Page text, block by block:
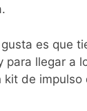
es que
para llegar a
kit de impulso